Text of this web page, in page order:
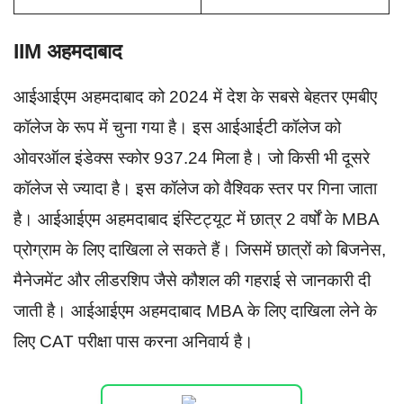
IIM अहमदाबाद
आईआईएम अहमदाबाद को 2024 में देश के सबसे बेहतर एमबीए
कॉलेज के रूप में चुना गया है। इस आईआईटी कॉलेज को
ओवरऑल इंडेक्स स्कोर 937.24 मिला है। जो किसी भी दूसरे
कॉलेज से ज्यादा है। इस कॉलेज को वैश्विक स्तर पर गिना जाता
है। आईआईएम अहमदाबाद इंस्टिट्यूट में छात्र 2 वर्षों के MBA
प्रोग्राम के लिए दाखिला ले सकते हैं। जिसमें छात्रों को बिजनेस,
मैनेजमेंट और लीडरशिप जैसे कौशल की गहराई से जानकारी दी
जाती है। आईआईएम अहमदाबाद MBA के लिए दाखिला लेने के
लिए CAT परीक्षा पास करना अनिवार्य है।